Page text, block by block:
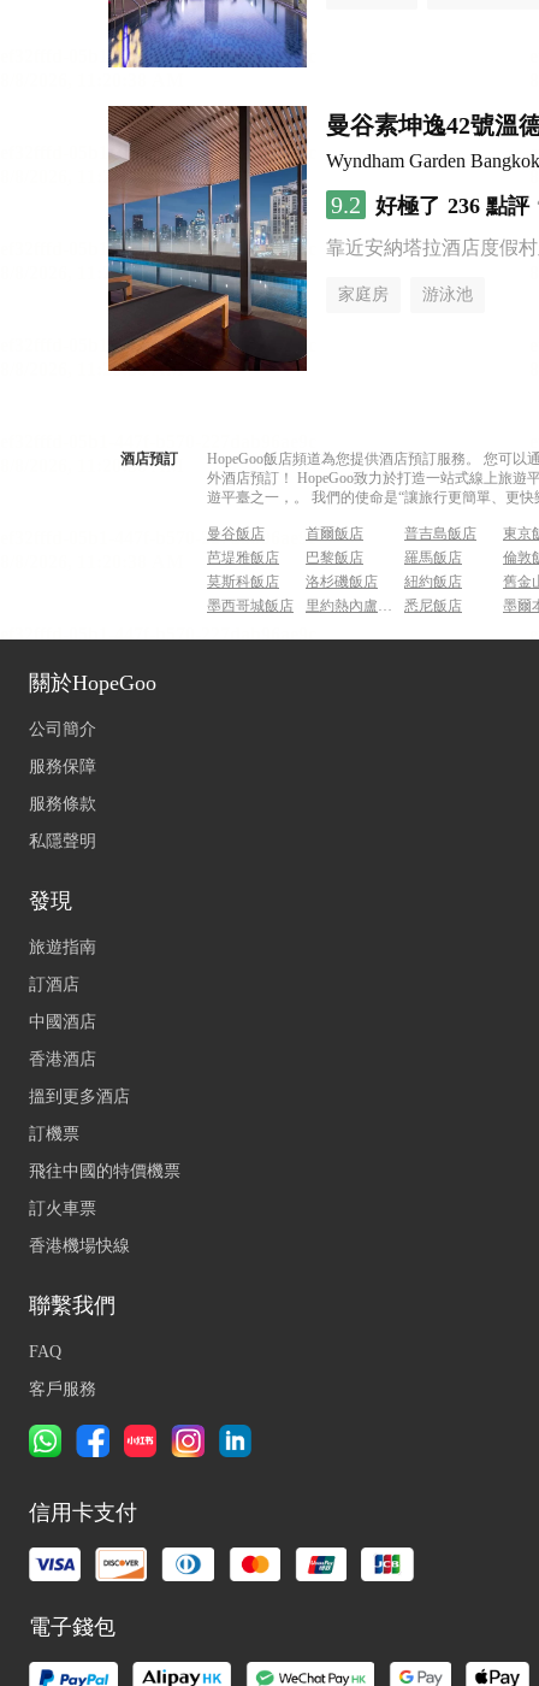
曼谷素坤逸42號溫
Wyndham Garden
9.2 好極了 236 點評
靠近安納塔拉酒店度假
家庭房 游泳池
酒店預訂
HopeGoo飯店頻道為您提供酒店預訂服務。 您可
外酒店預訂！ HopeGoo致力於打造一站式線上旅
遊平臺之一，。 我們的使命是“讓旅行更簡單、更
曼谷飯店 首爾飯店 普吉島飯店
東京
芭堤雅飯店
巴黎飯店 羅馬飯店
倫敦
莫斯科飯店
洛杉磯飯店 紐約飯店
舊金
墨西哥城飯店
里約熱內盧飯店 悉尼飯店 墨爾
關於HopeGoo
公司簡介
服務保障
服務條款
私隱聲明
發現
旅遊指南
訂酒店
中國酒店
香港酒店
搵到更多酒店
訂機票
飛往中國的特價機票
訂火車票
香港機場快線
聯繫我們
FAQ
客戶服務
信用卡支付
電子錢包